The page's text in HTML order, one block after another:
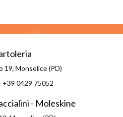
19, Monselice (PD)
+39 0429 75052
- Moleskine